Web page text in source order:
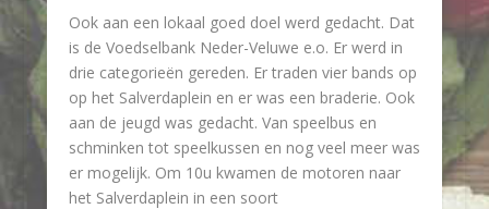
Ook aan een lokaal goed doel werd gedacht. Dat
is de Voedselbank Neder-Veluwe e.o. Er werd in
drie categorieën gereden. Er traden vier bands op
op het Salverdaplein en er was een braderie. Ook
aan de jeugd was gedacht. Van speelbus en
schminken tot speelkussen en nog veel meer was
er mogelijk. Om 10u kwamen de motoren naar
het Salverdaplein in een soort